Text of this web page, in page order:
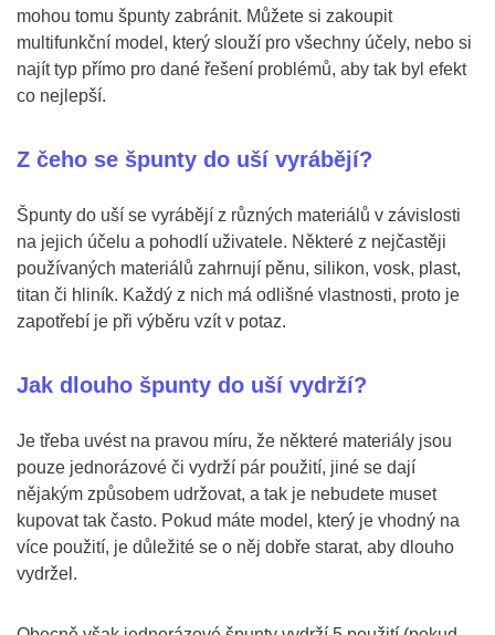
mohou tomu špunty zabránit. Můžete si zakoupit
multifunkční model, který slouží pro všechny účely, nebo si
najít typ přímo pro dané řešení problémů, aby tak byl efekt
co nejlepší.
Z čeho se špunty do uší vyrábějí?
Špunty do uší se vyrábějí z různých materiálů v závislosti
na jejich účelu a pohodlí uživatele. Některé z nejčastěji
používaných materiálů zahrnují pěnu, silikon, vosk, plast,
titan či hliník. Každý z nich má odlišné vlastnosti, proto je
zapotřebí je při výběru vzít v potaz.
Jak dlouho špunty do uší vydrží?
Je třeba uvést na pravou míru, že některé materiály jsou
pouze jednorázové či vydrží pár použití, jiné se dají
nějakým způsobem udržovat, a tak je nebudete muset
kupovat tak často. Pokud máte model, který je vhodný na
více použití, je důležité se o něj dobře starat, aby dlouho
vydržel.